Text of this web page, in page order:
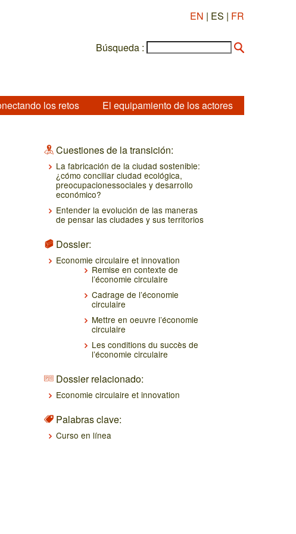
EN | ES | FR
Búsqueda :
los retos El equipamiento de los actores
Cuestiones de la transición:
La fabricación de la ciudad sostenible:
¿cómo conciliar ciudad ecológica,
preocupacionessociales y desarrollo
económico?
Entender la evolución de las maneras
de pensar las ciudades y sus territorios
Dossier:
Economie circulaire et innovation
Remise en contexte de
l’économie circulaire
Cadrage de l’économie
circulaire
Mettre en oeuvre l’économie
circulaire
Les conditions du succès de
l’économie circulaire
Dossier relacionado:
Economie circulaire et innovation
Palabras clave:
Curso en línea